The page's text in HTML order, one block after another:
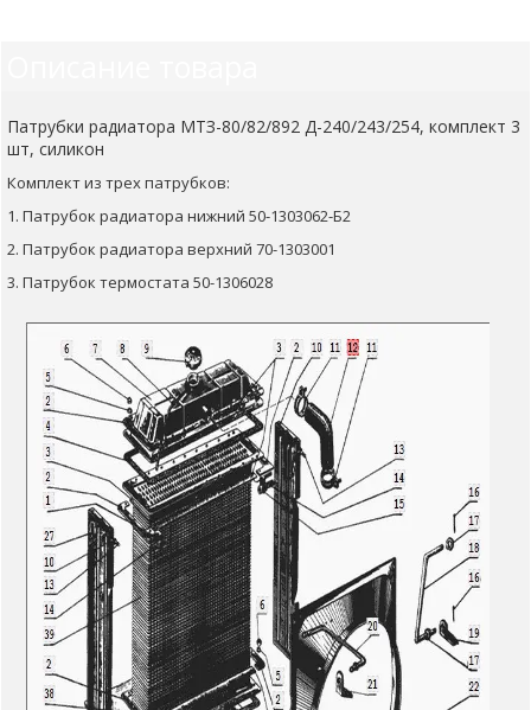
Патрубки радиатора МТЗ-80/82/892 Д-240/243/254, комплект 3
шт, силикон
Комплект из трех патрубков:
1. Патрубок радиатора нижний 50-1303062-Б2
2. Патрубок радиатора верхний 70-1303001
3. Патрубок термостата 50-1306028